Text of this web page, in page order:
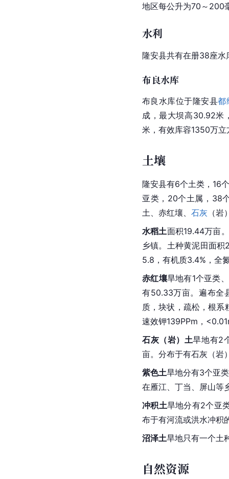
地区每公升为70～200
水利
隆安县共有在册38座
布良水库
布良水库位于隆安县都
成，最大坝高30.92米
米，有效库容1350万立
土壤
隆安县有6个土类，16
亚类，20个土属，38
土 、赤红壤、 石灰 （
水稻土面积19.44万亩
乡镇。土种黄泥田面
5.8，有机质3.4%，全
赤红壤旱地有1个亚类
有50.33万亩。遍布全
质，块状，疏松，根
速效钾139PPm，
石灰 （岩）土旱地有2
亩。分布于有石灰（岩
紫色土旱地分有3个亚
在雁江 、丁当、 屏山等
冲积土旱地分有2个亚
布于有河流或洪水冲积
沼泽土旱地只有一个土
自然资源